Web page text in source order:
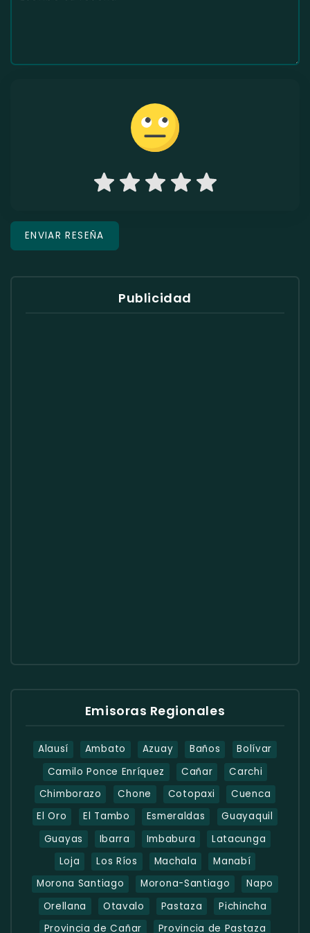
Publicidad
Emisoras Regionales
Alausí Ambato Azuay Baños
Bolívar
Camilo Ponce Enríquez
Cañar
Carchi
Chimborazo
Chone Cotopaxi
Cuenca
El Oro
El Tambo Esmeraldas
Guayaquil
Guayas
Ibarra Imbabura
Latacunga
Loja
Los Ríos Machala
Manabí
Morona Santiago
Morona-Santiago
Napo
Orellana
Otavalo Pastaza
Pichincha
Provincia de Cañar
Provincia de Pastaza